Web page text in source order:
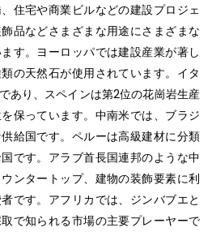
住宅や商業ビルなどの建設プロジェ
品などさまざまな用途にさまざまな
す。ヨーロッパでは建設産業が著し
の天然石が使用されています。イタ
あり、スペインは第2位の花崗岩生産
保っています。中南米では、ブラジ
給国です。ペルーは高級建材に分類
です。アラブ首長国連邦のような中
ンタートップ、建物の装飾要素に利
です。アフリカでは、ジンバブエと
で知られる市場の主要プレーヤーで